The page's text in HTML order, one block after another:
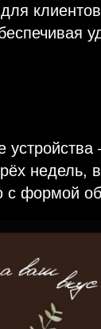
недель,
с формой